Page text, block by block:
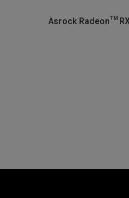
Asrock Radeon™